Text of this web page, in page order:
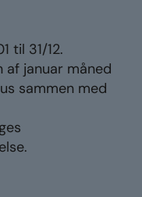
til 31/12.
af januar måned
sammen med